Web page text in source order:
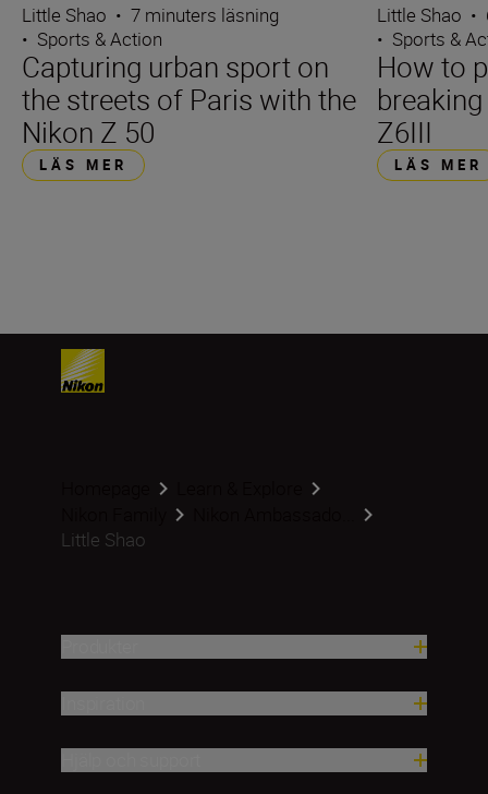
Little Shao • 7 minuters läsning
• Sports & Action
Capturing urban sport on
the streets of Paris with the
Nikon Z 50
LÄS MER
Little Shao •
• Sports &
How to
Z6III
LÄS MER
Little Shao